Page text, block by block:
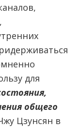
для
общего
Цзунсян в